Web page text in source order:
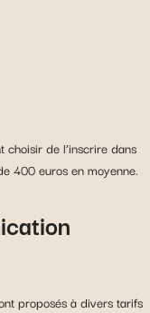
choisir de l’inscrire dans
400 euros en moyenne.
proposés à divers tarifs